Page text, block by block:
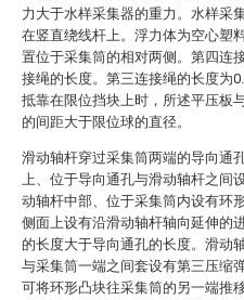
力大于水样采集器的重力。水样采
在竖直绕线杆上。浮力体为空心塑
置位于采集筒的相对两侧。第四连
接绳的长度。第三连接绳的长度为
抵靠在限位挡块上时，所述平压板
的间距大于限位球的直径。
滑动轴杆穿过采集筒两端的导向通
上、位于导向通孔与滑动轴杆之间
动轴杆中部、位于采集筒内设有环
侧面上设有沿滑动轴杆轴向延伸的
的长度大于导向通孔的长度。滑动
与采集筒一端之间套设有第三压缩
可将环形凸块往采集筒的另一端推